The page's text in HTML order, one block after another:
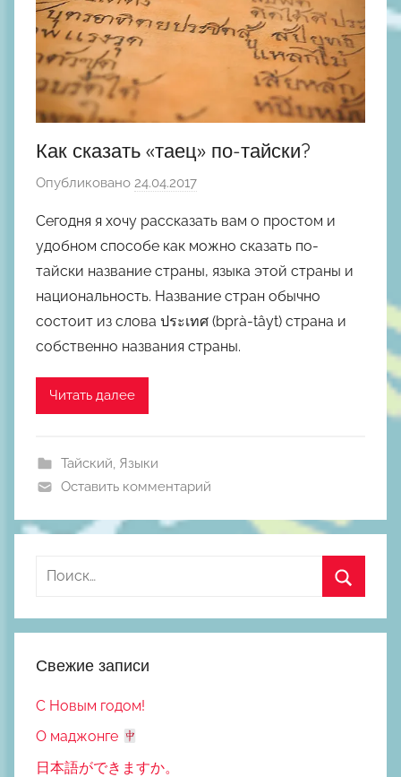
Как сказать «таец» по-тайски?
Опубликовано 24.04.2017
т
о
р
о
м
М
Ш
о
Сегодня я хочу рассказать вам о простом и
удобном способе как можно сказать по-
тайски название страны, языка этой страны и
национальность. Название стран обычно
состоит из слова ประเทศ (bprà-tâyt) страна и
собственно названия страны.
Читать далее
Тайский, Языки
Оставить комментарий
Найти:
Свежие записи
С Новым годом!
О маджонге
日本語ができますか。